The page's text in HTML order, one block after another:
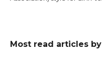
Most read articles